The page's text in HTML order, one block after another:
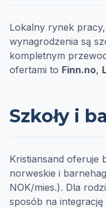
Lokalny rynek
wynagrodzenia są
kompletnym
ofertami to Finn.no,
Szkoły i
Kristiansand oferuje
norweskie i
NOK/mies.). Dla
sposób na